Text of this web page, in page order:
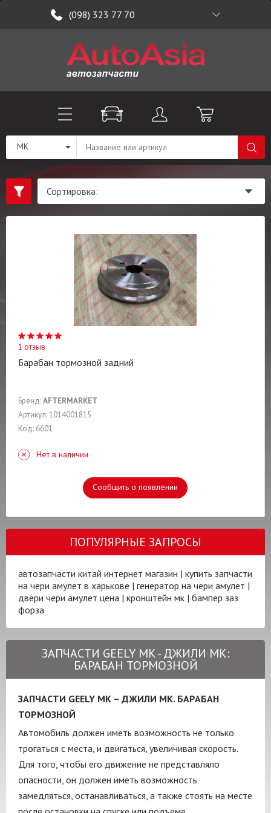
(098) 323 77 70
MK
1 отзыв
Барабан тормозной задний
Бренд:AFTERMARKET
Артикул: 1014001815
Код: 6601
Нет в наличии
Сообщить о появлении
ПОПУЛЯРНЫЕ ЗАПРОСЫ
автозапчасти китай интернет магазин | купить запчасти
на чери амулет в харькове | генератор на чери амулет |
двери чери амулет цена | кронштейн мк | бампер заз
форза
ЗАПЧАСТИ GEELY MK - ДЖИЛИ МК:
БАРАБАН ТОРМОЗНОЙ
ЗАПЧАСТИ GEELY MK – ДЖИЛИ МК. БАРАБАН
ТОРМОЗНОЙ
Автомобиль должен иметь возможность не только
трогаться с места, и двигаться, увеличивая скорость.
Для того, чтобы его движение не представляло
опасности, он должен иметь возможность
замедляться, останавливаться, а также стоять на месте